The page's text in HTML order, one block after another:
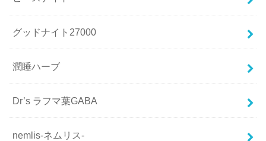
グッドナイト27000
潤睡ハーブ
Dr’s ラフマ葉GABA
nemlis-ネムリス-